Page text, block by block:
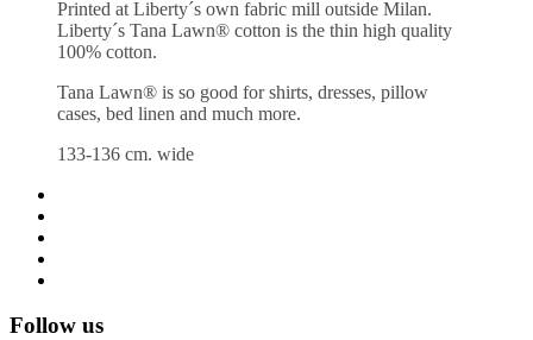
Printed at Liberty´s own fabric mill outside Milan.
Liberty´s Tana Lawn® cotton is the thin high quality
100% cotton.
Tana Lawn® is so good for shirts, dresses, pillow
cases, bed linen and much more.
133-136 cm. wide
Follow us